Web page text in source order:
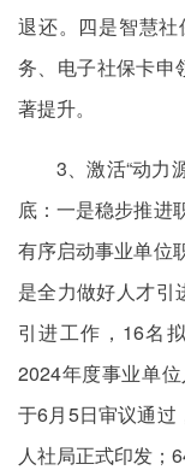
退还。四是智慧
务、电子社保卡申
著提升。
3、激活“动力
底：一是稳步推进
有序启动事业单位
是全力做好人才引
引进工作，16名
2024年度事业单
于6月5日审议通过
人社局正式印发；